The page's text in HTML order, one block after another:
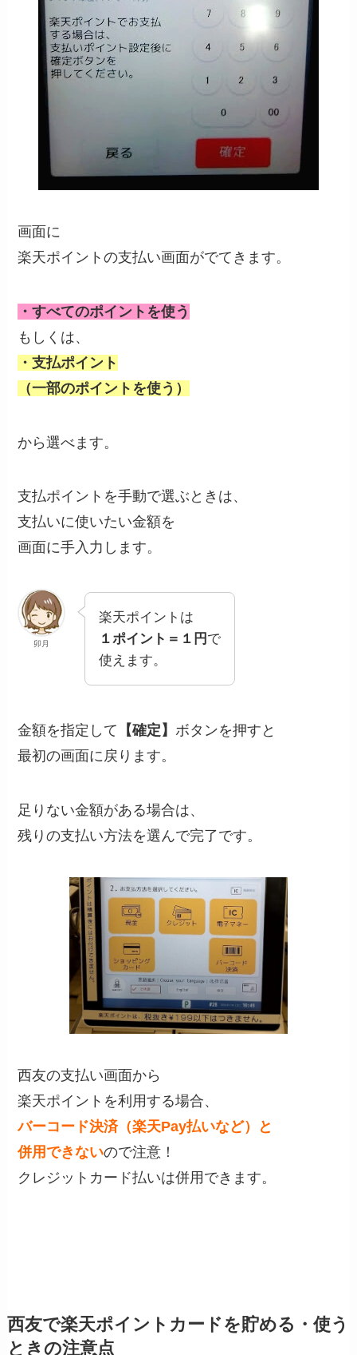
画面に
楽天ポイントの支払い画面がでてきます。
・すべてのポイントを使う
もしくは、
・支払ポイント
（一部のポイントを使う）
から選べます。
支払ポイントを手動で選ぶときは、
支払いに使いたい金額を
画面に手入力します。
卯月
楽天ポイントは
１ポイント＝１円 で
使えます。
金額を指定して 【確定】 ボタンを押すと
最初の画面に戻ります。
足りない金額がある場合は、
残りの支払い方法を選んで完了です。
西友の支払い画面から
楽天ポイントを利用する場合、
バーコード決済（楽天Pay払いなど）と
併用できないので注意！
クレジットカード払いは併用できます。
西友で楽天ポイントカードを貯める・使う
ときの注意点